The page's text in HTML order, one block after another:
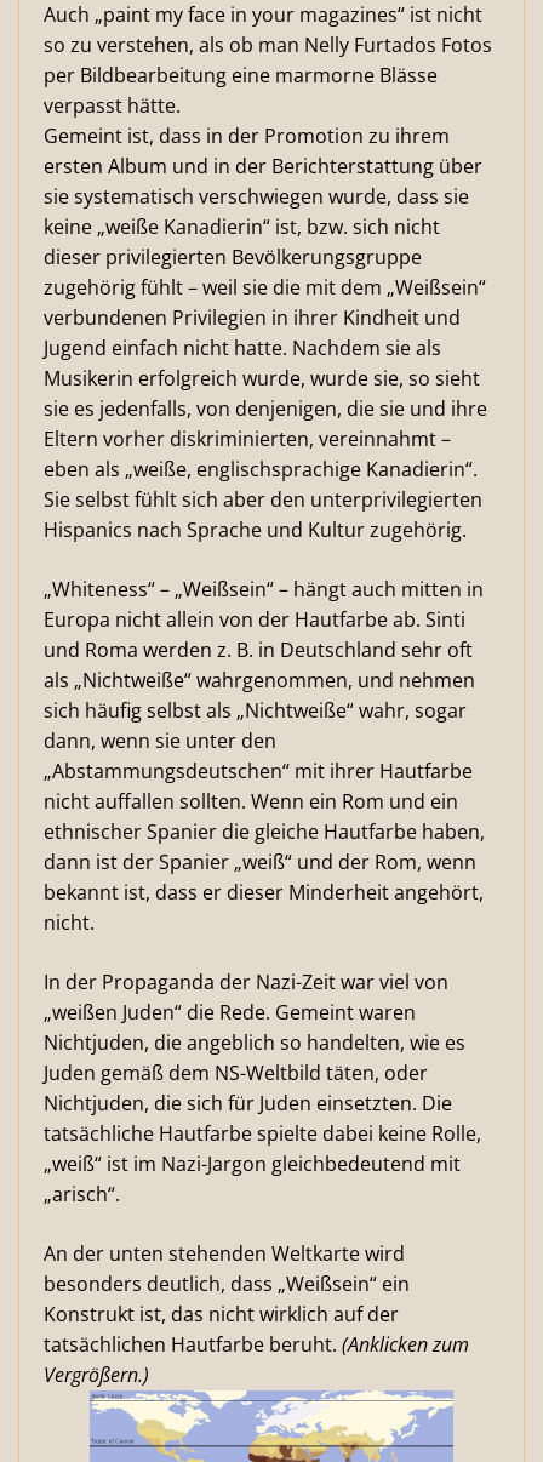
Auch „paint my face in your magazines“ ist nicht
so zu verstehen, als ob man Nelly Furtados Fotos
per Bildbearbeitung eine marmorne Blässe
verpasst hätte.
Gemeint ist, dass in der Promotion zu ihrem
ersten Album und in der Berichterstattung über
sie systematisch verschwiegen wurde, dass sie
keine „weiße Kanadierin“ ist, bzw. sich nicht
dieser privilegierten Bevölkerungsgruppe
zugehörig fühlt – weil sie die mit dem „Weißsein“
verbundenen Privilegien in ihrer Kindheit und
Jugend einfach nicht hatte. Nachdem sie als
Musikerin erfolgreich wurde, wurde sie, so sieht
sie es jedenfalls, von denjenigen, die sie und ihre
Eltern vorher diskriminierten, vereinnahmt –
eben als „weiße, englischsprachige Kanadierin“.
Sie selbst fühlt sich aber den unterprivilegierten
Hispanics nach Sprache und Kultur zugehörig.
„Whiteness“ – „Weißsein“ – hängt auch mitten in
Europa nicht allein von der Hautfarbe ab. Sinti
und Roma werden z. B. in Deutschland sehr oft
als „Nichtweiße“ wahrgenommen, und nehmen
sich häufig selbst als „Nichtweiße“ wahr, sogar
dann, wenn sie unter den
„Abstammungsdeutschen“ mit ihrer Hautfarbe
nicht auffallen sollten. Wenn ein Rom und ein
ethnischer Spanier die gleiche Hautfarbe haben,
dann ist der Spanier „weiß“ und der Rom, wenn
bekannt ist, dass er dieser Minderheit angehört,
nicht.
In der Propaganda der Nazi-Zeit war viel von
„weißen Juden“ die Rede. Gemeint waren
Nichtjuden, die angeblich so handelten, wie es
Juden gemäß dem NS-Weltbild täten, oder
Nichtjuden, die sich für Juden einsetzten. Die
tatsächliche Hautfarbe spielte dabei keine Rolle,
„weiß“ ist im Nazi-Jargon gleichbedeutend mit
„arisch“.
An der unten stehenden Weltkarte wird
besonders deutlich, dass „Weißsein“ ein
Konstrukt ist, das nicht wirklich auf der
tatsächlichen Hautfarbe beruht. (Anklicken zum
Vergrößern.)